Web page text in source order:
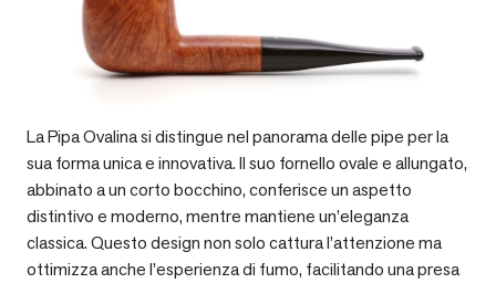
La Pipa Ovalina si distingue nel panorama delle pipe per la
sua forma unica e innovativa. Il suo fornello ovale e allungato,
abbinato a un corto bocchino, conferisce un aspetto
distintivo e moderno, mentre mantiene un’eleganza
classica. Questo design non solo cattura l’attenzione ma
ottimizza anche l’esperienza di fumo, facilitando una presa